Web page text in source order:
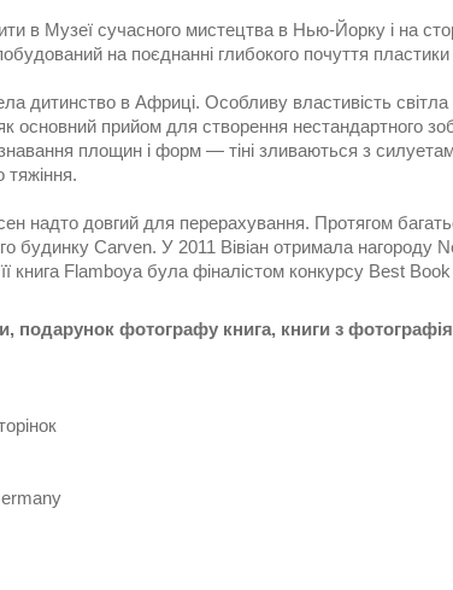
в Музеї сучасного мистецтва в Нью-Йорку і на
на поєднанні глибокого почуття пластики
дитинство в Африці. Особливу властивість світла
як основний прийом для створення нестандартного
площин і форм — тіні зливаються з
тяжіння.
надто довгий для перерахування. Протягом
будинку Carven. У 2011 Вівіан отримала нагороду
книга Flamboya була фіналістом конкурсу Best
подарунок фотографу книга, книги з